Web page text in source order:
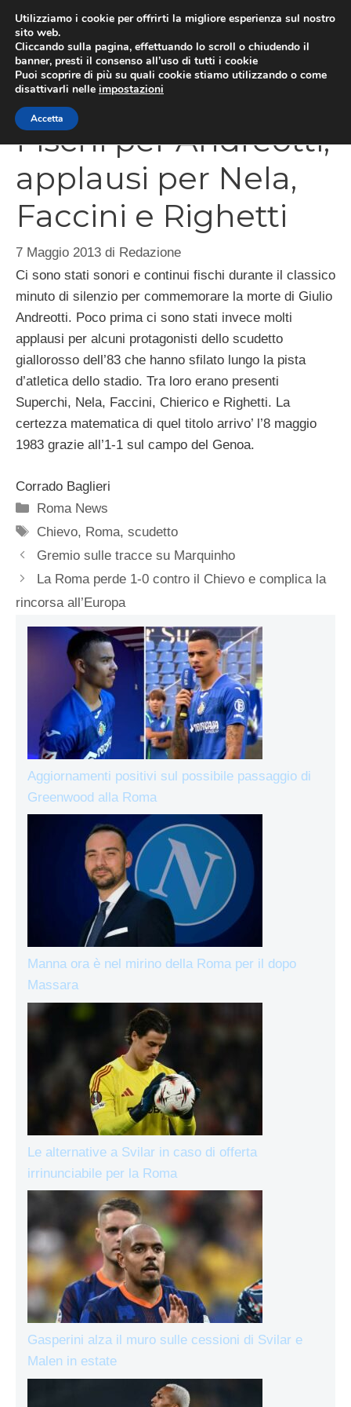
contenuto
Fischi per Andreotti,
applausi per Nela,
Faccini e Righetti
7 Maggio 2013 di Redazione
Ci sono stati sonori e continui fischi durante il classico
minuto di silenzio per commemorare la morte di Giulio
Andreotti. Poco prima ci sono stati invece molti
applausi per alcuni protagonisti dello scudetto
giallorosso dell’83 che hanno sfilato lungo la pista
d’atletica dello stadio. Tra loro erano presenti
Superchi, Nela, Faccini, Chierico e Righetti. La
certezza matematica di quel titolo arrivo’ l’8 maggio
1983 grazie all’1-1 sul campo del Genoa.
Corrado Baglieri
Categorie
Roma News
Tag
Chievo, Roma,scudetto
Gremio sulle tracce su Marquinho
La Roma perde 1-0 contro il Chievo e complica la
rincorsa all’Europa
Aggiornamenti positivi sul possibile passaggio di
Greenwood alla Roma
Manna ora è nel mirino della Roma per il dopo
Massara
Le alternative a Svilar in caso di offerta
irrinunciabile per la Roma
Gasperini alza il muro sulle cessioni di Svilar e
Malen in estate
Utilizziamo i cookie per offrirti la migliore esperienza sul nostro
sito web.
Cliccando sulla pagina, effettuando lo scroll o chiudendo il
banner, presti il consenso all’uso di tutti i cookie
Puoi scoprire di più su quali cookie stiamo utilizzando o come
disattivarli nelle impostazioni
Accetta